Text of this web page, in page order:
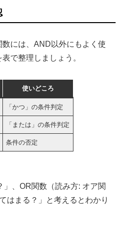
には、AND以外にもよく使
で整理しましょう。
使いどころ
「かつ」の条件判定
「または」の条件判定
条件の否定
、OR関数（読み方: オア関
はまる？」と考えるとわかり